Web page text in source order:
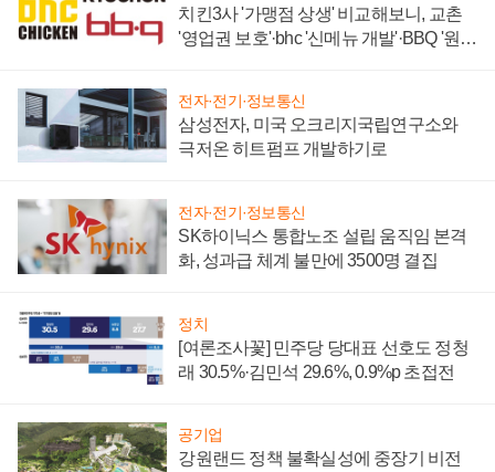
치킨3사 '가맹점 상생' 비교해보니, 교촌
'영업권 보호'·bhc '신메뉴 개발'·BBQ '원가
전자·전기·정보통신
삼성전자, 미국 오크리지국립연구소와
극저온 히트펌프 개발하기로
전자·전기·정보통신
SK하이닉스 통합노조 설립 움직임 본격
화, 성과급 체계 불만에 3500명 결집
정치
[여론조사꽃] 민주당 당대표 선호도 정청
래 30.5%·김민석 29.6%, 0.9%p 초접전
공기업
강원랜드 정책 불확실성에 중장기 비전